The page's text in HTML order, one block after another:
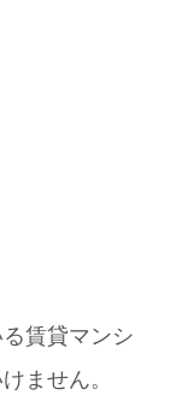
賃貸マンシ
ません。